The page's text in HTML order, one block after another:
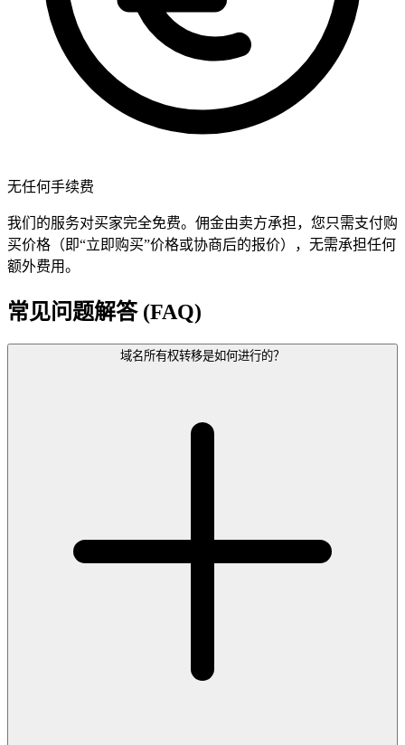
无任何手续费
我们的服务对买家完全免费。佣金由卖方承担，您只需支付购
买价格（即“立即购买”价格或协商后的报价），无需承担任何
额外费用。
常见问题解答 (FAQ)
域名所有权转移是如何进行的？